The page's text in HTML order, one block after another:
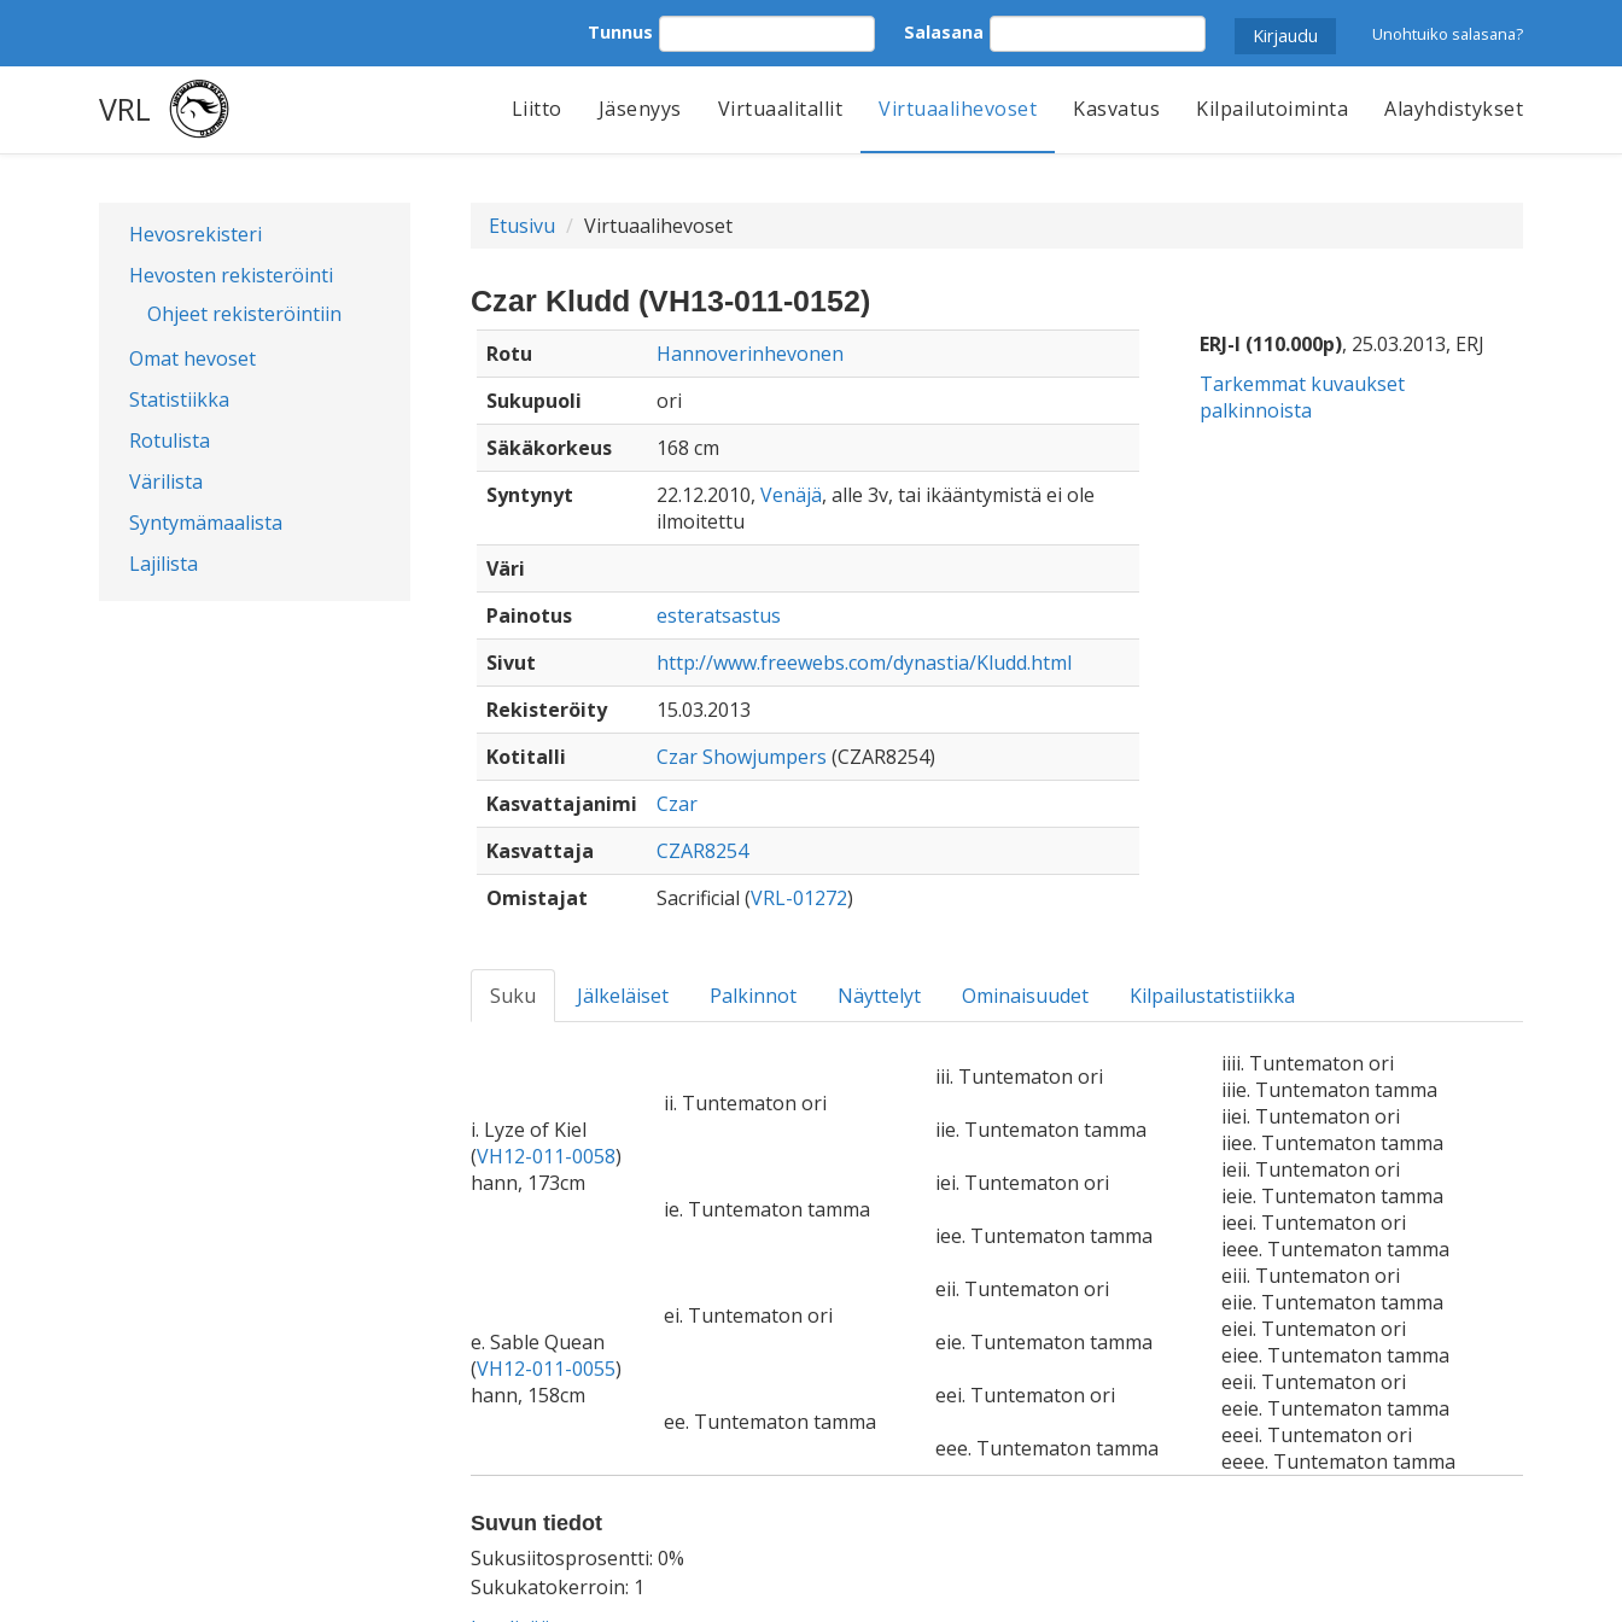
Tunnus Salasana Unohtuiko salasana?
VRL Liitto Jäsenyys Virtuaalitallit Virtuaalihevoset Kasvatus Kilpailutoiminta Alayhdistykset
Hevosrekisteri
Hevosten rekisteröinti
Ohjeet rekisteröintiin
Omat hevoset
Statistiikka
Rotulista
Värilista
Syntymämaalista
Lajilista
Etusivu Virtuaalihevoset
Czar Kludd (VH13-011-0152)
Rotu
Hannoverinhevonen
Sukupuoli
ori
Säkäkorkeus
168 cm
Syntynyt
22.12.2010, Venäjä, alle 3v, tai ikääntymistä ei ole
ilmoitettu
Väri
Painotus
esteratsastus
Sivut
http://www.freewebs.com/dynastia/Kludd.html
Rekisteröity
15.03.2013
Kotitalli
Czar Showjumpers (CZAR8254)
Kasvattajanimi
Czar
Kasvattaja
CZAR8254
Omistajat
Sacrificial (VRL-01272)
ERJ-I (110.000p), 25.03.2013, ERJ
Tarkemmat kuvaukset
palkinnoista
Suku Jälkeläiset Palkinnot Näyttelyt Ominaisuudet Kilpailustatistiikka
i. Lyze of Kiel
(VH12-011-0058)
hann, 173cm
ii. Tuntematon ori
iii. Tuntematon ori
iiii. Tuntematon ori
iiie. Tuntematon tamma
iie. Tuntematon tamma
iiei. Tuntematon ori
iiee. Tuntematon tamma
ie. Tuntematon tamma
iei. Tuntematon ori
ieii. Tuntematon ori
ieie. Tuntematon tamma
iee. Tuntematon tamma
ieei. Tuntematon ori
ieee. Tuntematon tamma
e. Sable Quean
(VH12-011-0055)
hann, 158cm
ei. Tuntematon ori
eii. Tuntematon ori
eiii. Tuntematon ori
eiie. Tuntematon tamma
eie. Tuntematon tamma
eiei. Tuntematon ori
eiee. Tuntematon tamma
ee. Tuntematon tamma
eei. Tuntematon ori
eeii. Tuntematon ori
eeie. Tuntematon tamma
eee. Tuntematon tamma
eeei. Tuntematon ori
eeee. Tuntematon tamma
Suvun tiedot
Sukusiitosprosentti: 0%
Sukukatokerroin: 1